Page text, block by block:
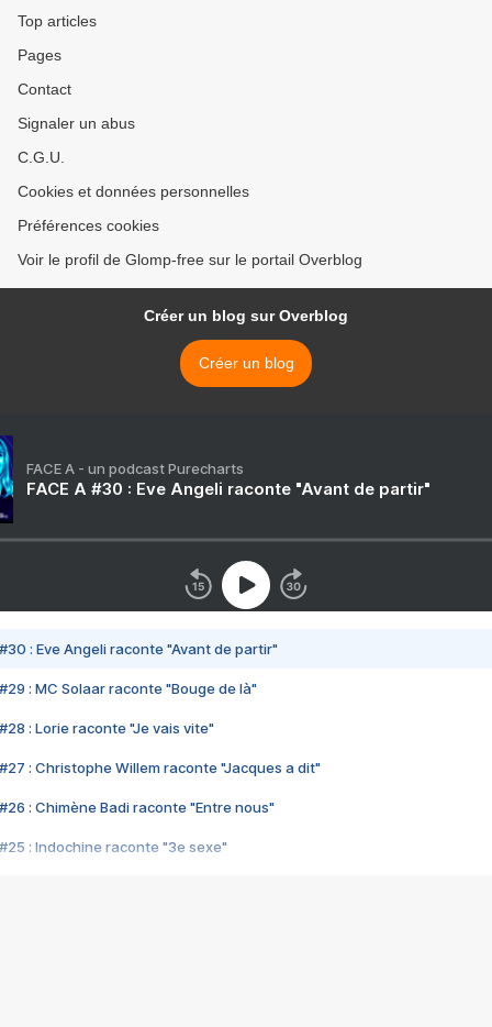
Top articles
Pages
Contact
Signaler un abus
C.G.U.
Cookies et données personnelles
Préférences cookies
Voir le profil de Glomp-free sur le portail Overblog
Créer un blog sur Overblog
Créer un blog
FACE A - un podcast Purecharts
FACE A #30 : Eve Angeli raconte "Avant de partir"
#30 : Eve Angeli raconte "Avant de partir"
#29 : MC Solaar raconte "Bouge de là"
#28 : Lorie raconte "Je vais vite"
#27 : Christophe Willem raconte "Jacques a dit"
#26 : Chimène Badi raconte "Entre nous"
#25 : Indochine raconte "3e sexe"